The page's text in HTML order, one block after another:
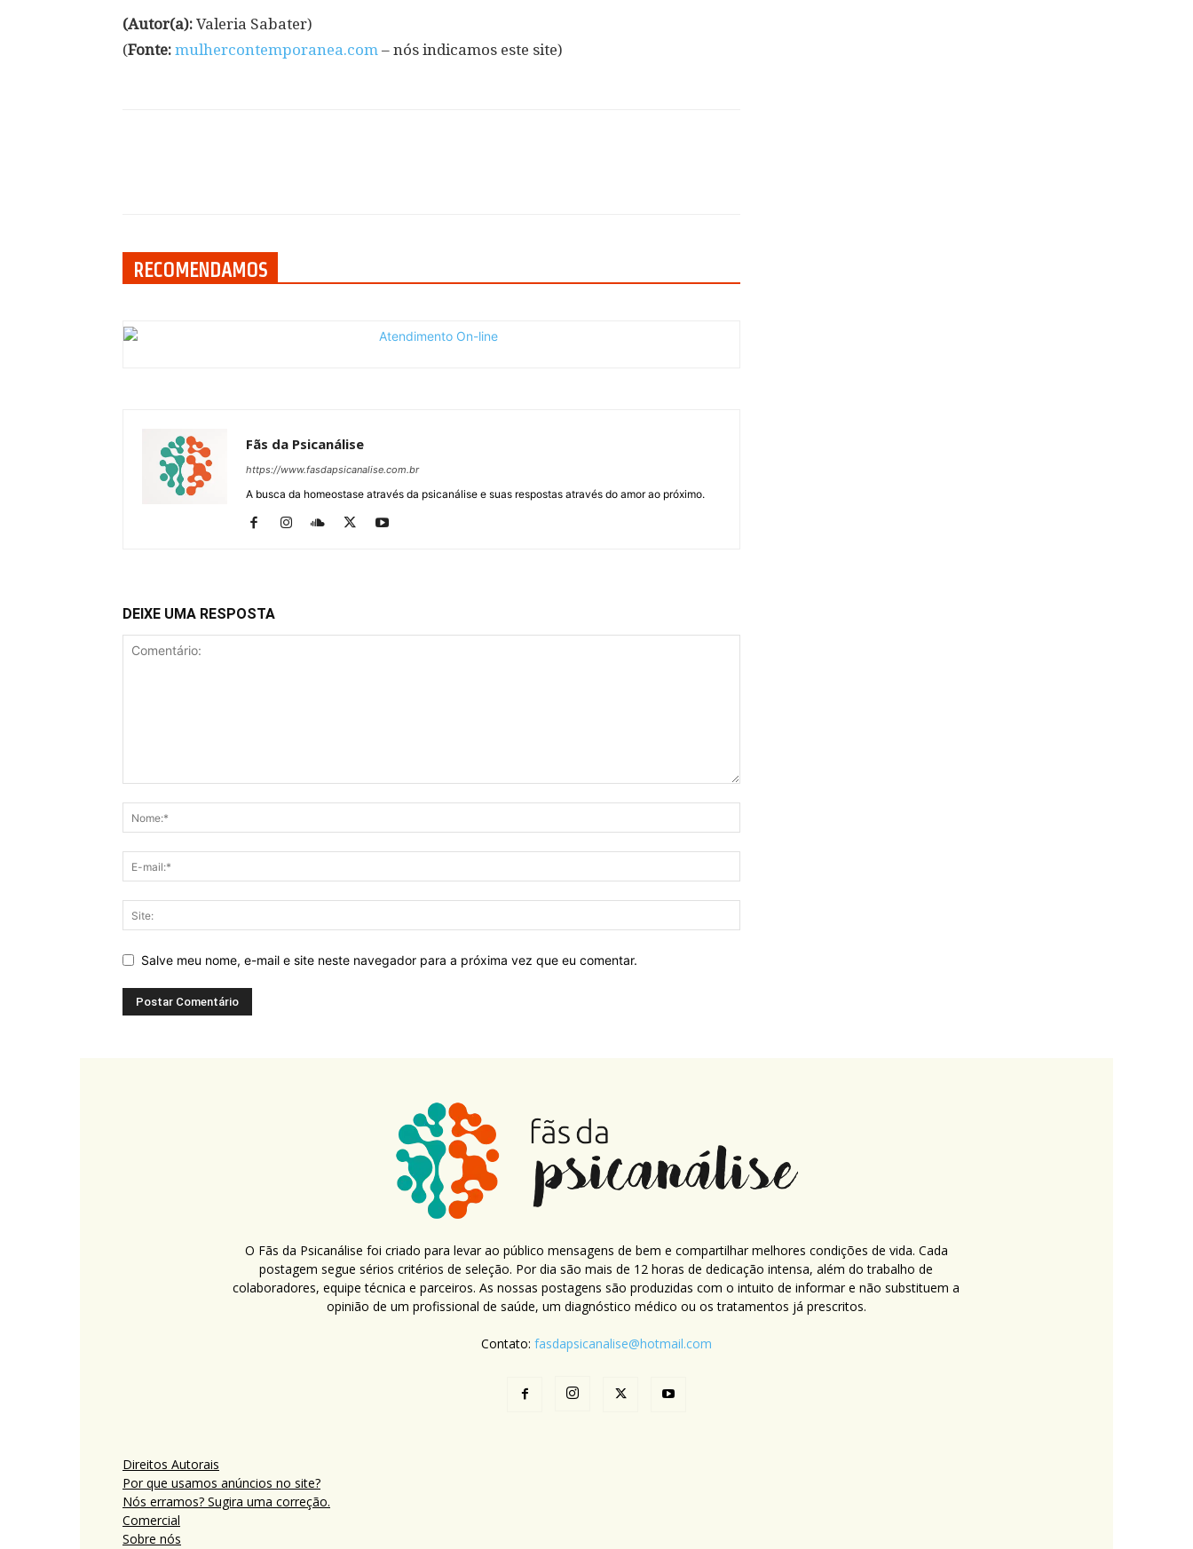
(Autor(a): Valeria Sabater)
(Fonte: mulhercontemporanea.com – nós indicamos este site)
RECOMENDAMOS
Fãs da Psicanálise
https://www.fasdapsicanalise.com.br
A busca da homeostase através da psicanálise e suas respostas através do amor ao próximo.
DEIXE UMA RESPOSTA
Salve meu nome, e-mail e site neste navegador para a próxima vez que eu comentar.
O Fãs da Psicanálise foi criado para levar ao público mensagens de bem e compartilhar melhores condições de vida. Cada
postagem segue sérios critérios de seleção. Por dia são mais de 12 horas de dedicação intensa, além do trabalho de
colaboradores, equipe técnica e parceiros. As nossas postagens são produzidas com o intuito de informar e não substituem a
opinião de um profissional de saúde, um diagnóstico médico ou os tratamentos já prescritos.
Contato: fasdapsicanalise@hotmail.com
Direitos Autorais
Por que usamos anúncios no site?
Nós erramos? Sugira uma correção.
Comercial
Sobre nós